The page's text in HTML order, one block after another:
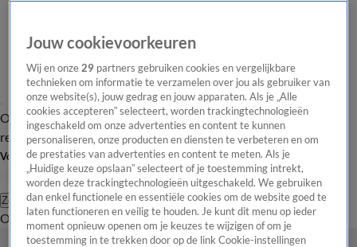
Overzicht Laatste nieuws Regionieuws Het beste van Hart
Tip de
redactie
Volg Hart van Nederland
Zoeken
OverzichtRegioUitzendingenWeerTip de redactiePanelVideo's
Jouw cookievoorkeuren
Wij en onze29 partners gebruiken cookies en vergelijkbare
technieken om informatie te verzamelen over jou als gebruiker van
onze website(s), jouw gedrag en jouw apparaten. Als je „Alle
cookies accepteren” selecteert, worden trackingtechnologieën
ingeschakeld om onze advertenties en content te kunnen
personaliseren, onze producten en diensten te verbeteren en om
de prestaties van advertenties en content te meten. Als je
„Huidige keuze opslaan” selecteert of je toestemming intrekt,
worden deze trackingtechnologieën uitgeschakeld. We gebruiken
dan enkel functionele en essentiële cookies om de website goed te
laten functioneren en veilig te houden. Je kunt dit menu op ieder
moment opnieuw openen om je keuzes te wijzigen of om je
toestemming in te trekken door op de link Cookie-instellingen